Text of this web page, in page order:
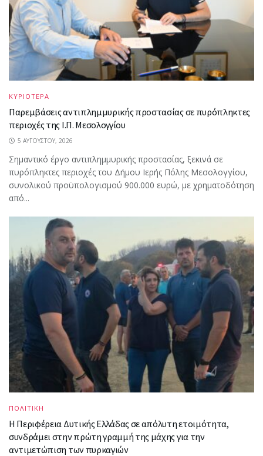
ΚΥΡΙΟΤΕΡΑ
Παρεμβάσεις αντιπλημμυρικής προστασίας σε πυρόπληκτες
περιοχές της Ι.Π. Μεσολογγίου
5 ΑΥΓΟΎΣΤΟΥ, 2026
Σημαντικό έργο αντιπλημμυρικής προστασίας, ξεκινά σε
πυρόπληκτες περιοχές του Δήμου Ιερής Πόλης Μεσολογγίου,
συνολικού προϋπολογισμού 900.000 ευρώ, με χρηματοδότηση
από...
ΠΟΛΙΤΙΚΗ
Η Περιφέρεια Δυτικής Ελλάδας σε απόλυτη ετοιμότητα,
συνδράμει στην πρώτη γραμμή της μάχης για την
αντιμετώπιση των πυρκαγιών